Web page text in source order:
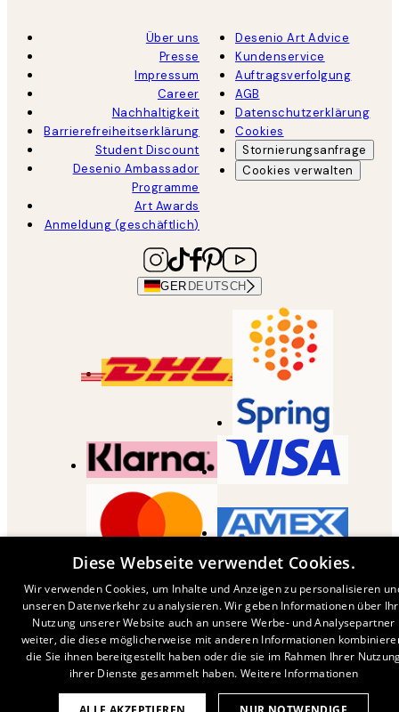
Über uns
Presse
Impressum
Career
Nachhaltigkeit
Barrierefreiheitserklärung
Student Discount
Desenio Ambassador
Programme
Art Awards
Anmeldung (geschäftlich)
Desenio Art Advice
Kundenservice
Auftragsverfolgung
AGB
Datenschutzerklärung
Cookies
Stornierungsanfrage
Cookies verwalten
GER DEUTSCH
Diese Webseite verwendet Cookies.
Wir verwenden Cookies, um Inhalte und Anzeigen zu personalisieren
unseren Datenverkehr zu analysieren. Wir geben Informationen über
Nutzung unserer Website auch an unsere Werbe- und Analysepartner
weiter, die diese möglicherweise mit anderen Informationen
die Sie ihnen bereitgestellt haben oder die sie im Rahmen Ihrer
ihrer Dienste gesammelt haben. Weitere Informationen